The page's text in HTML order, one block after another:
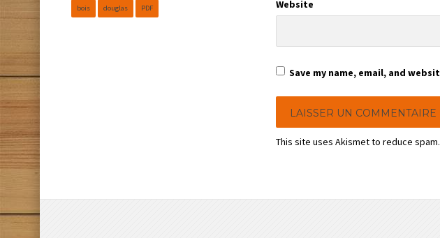
Website
Save my name, email, and
This site uses Akismet to reduce spam.
bois douglas PDF